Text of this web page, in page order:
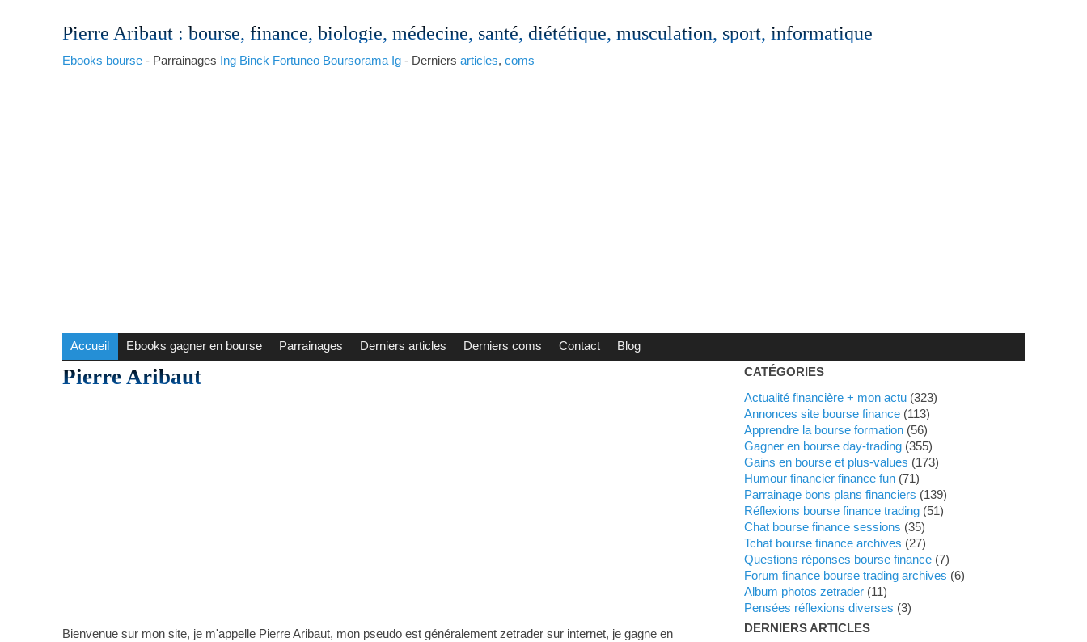
Pierre Aribaut: bourse, finance, biologie, médecine, santé, diététique, musculation, sport, informatique
Ebooks bourse- Parrainages Ing Binck Fortuneo Boursorama Ig- Derniers articles, coms
Accueil Ebooks gagner en bourse Parrainages Derniers articles Derniers coms Contact Blog
Pierre Aribaut
Bienvenue sur mon site, je m'appelle Pierre Aribaut, mon pseudo est généralement zetrader sur internet, je gagne en
CATÉGORIES
Actualité financière + mon actu (323)
Annonces site bourse finance (113)
Apprendre la bourse formation (56)
Gagner en bourse day-trading (355)
Gains en bourse et plus-values (173)
Humour financier finance fun (71)
Parrainage bons plans financiers (139)
Réflexions bourse finance trading (51)
Chat bourse finance sessions (35)
Tchat bourse finance archives (27)
Questions réponses bourse finance (7)
Forum finance bourse trading archives (6)
Album photos zetrader (11)
Pensées réflexions diverses (3)
DERNIERS ARTICLES